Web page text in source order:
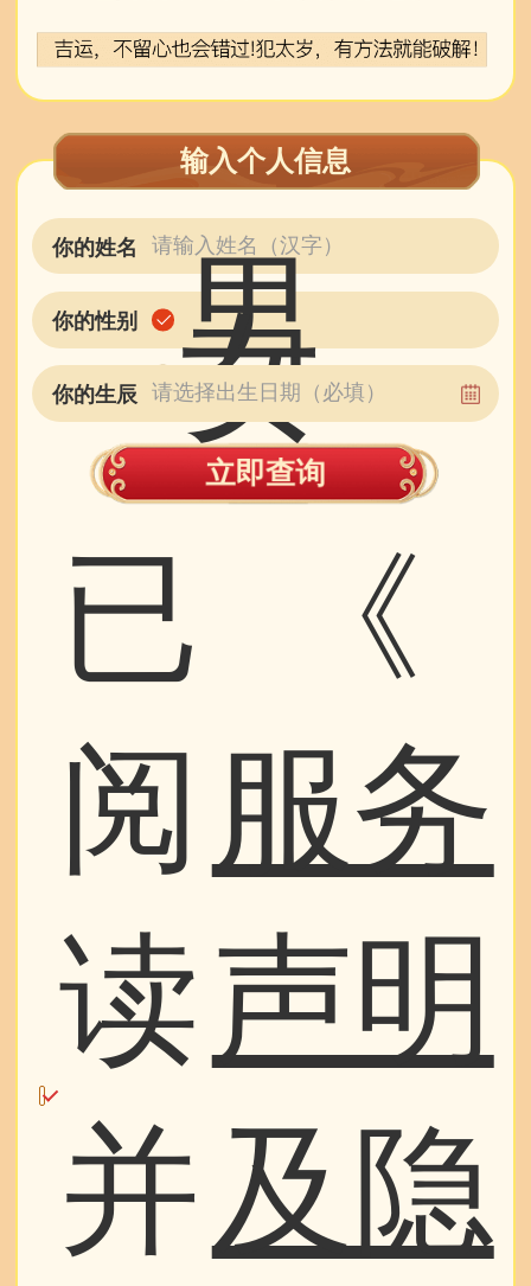
输入个人信息
你的姓名
你的性别 男
女
你的生辰
立即查询
已
阅
读
并
《
服务
声明
及隐